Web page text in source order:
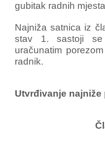
gubitak radnih
Najniža satnica iz
stav 1. sastoji
uračunatim
radnik.
Utvrđivanje najniže